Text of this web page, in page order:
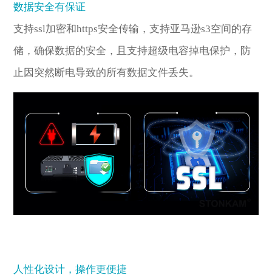
数据安全有保证
支持ssl加密和https安全传输，支持亚马逊s3空间的存
储，确保数据的安全，且支持超级电容掉电保护，防
止因突然断电导致的所有数据文件丢失。
人性化设计，操作更便捷